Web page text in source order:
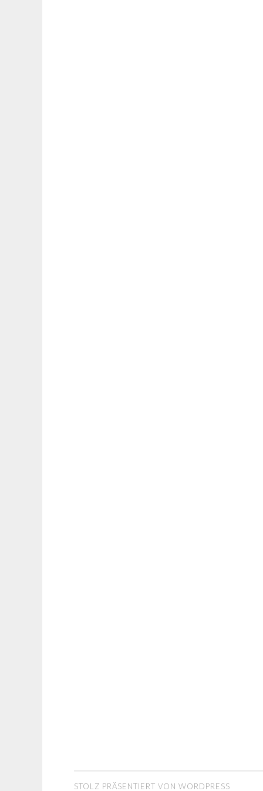
STOLZ PRÄSENTIERT VON WORDPRESS